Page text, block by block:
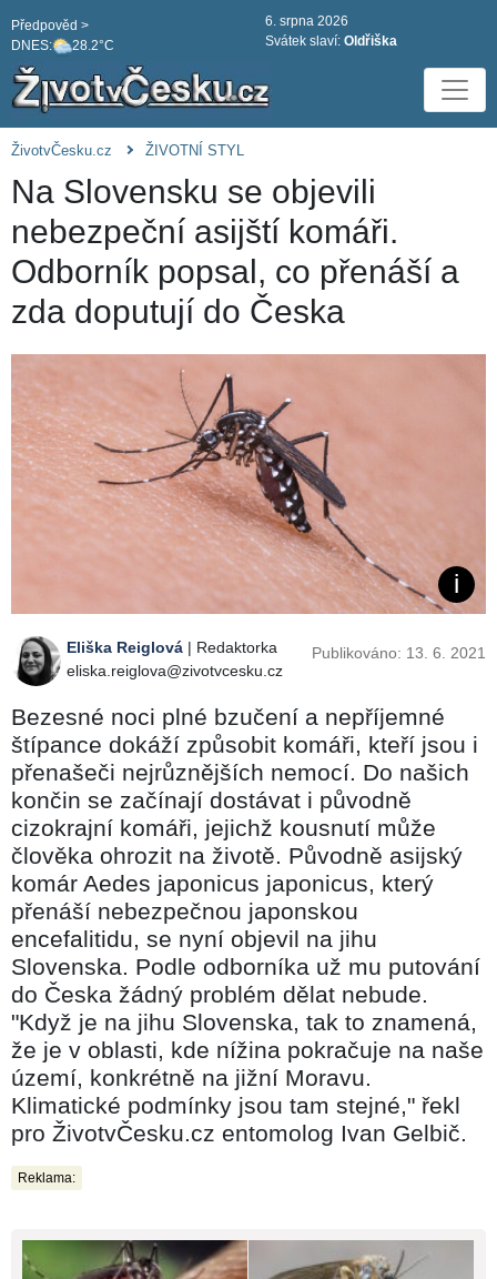
DNES: 28.2°C
Předpověd >
6. srpna 2026
Svátek slaví: Oldřiška
ŽivotvČesku.cz ŽIVOTNÍ STYL
Na Slovensku se objevili
nebezpeční asijští komáři.
Odborník popsal, co přenáší a
zda doputují do Česka
Eliška Reiglová | Redaktorka
eliska.reiglova@zivotvcesku.cz
Publikováno: 13. 6. 2021
Bezesné noci plné bzučení a nepříjemné
štípance dokáží způsobit komáři, kteří jsou i
přenašeči nejrůznějších nemocí. Do našich
končin se začínají dostávat i původně
cizokrajní komáři, jejichž kousnutí může
člověka ohrozit na životě. Původně asijský
komár Aedes japonicus japonicus, který
přenáší nebezpečnou japonskou
encefalitidu, se nyní objevil na jihu
Slovenska. Podle odborníka už mu putování
do Česka žádný problém dělat nebude.
"Když je na jihu Slovenska, tak to znamená,
že je v oblasti, kde nížina pokračuje na naše
území, konkrétně na jižní Moravu.
Klimatické podmínky jsou tam stejné," řekl
pro ŽivotvČesku.cz entomolog Ivan Gelbič.
Reklama: